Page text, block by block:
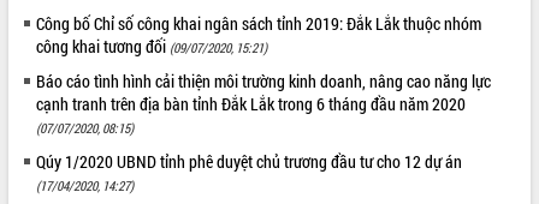
Công bố Chỉ số công khai ngân sách tỉnh 2019: Đắk Lắk thuộc nhóm
công khai tương đối (09/07/2020, 15:21)
Báo cáo tình hình cải thiện môi trường kinh doanh, nâng cao năng lực
cạnh tranh trên địa bàn tỉnh Đắk Lắk trong 6 tháng đầu năm 2020
(07/07/2020, 08:15)
Qúy 1/2020 UBND tỉnh phê duyệt chủ trương đầu tư cho 12 dự án
(17/04/2020, 14:27)